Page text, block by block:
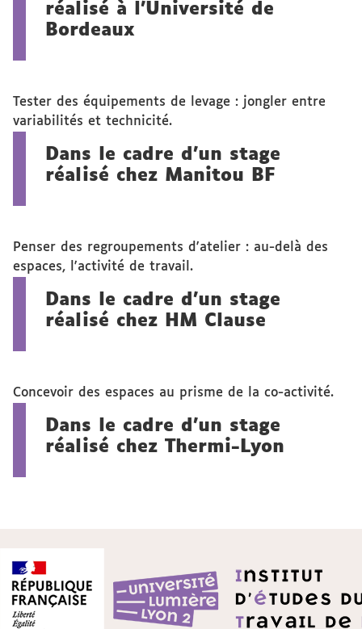
réalisé à l'Université de
Bordeaux
Tester des équipements de levage : jongler entre
variabilités et technicité.
Dans le cadre d'un stage
réalisé chez Manitou BF
Penser des regroupements d'atelier : au-delà des
espaces, l'activité de travail.
Dans le cadre d'un stage
réalisé chez HM Clause
Concevoir des espaces au prisme de la co-activité.
Dans le cadre d'un stage
réalisé chez Thermi-Lyon